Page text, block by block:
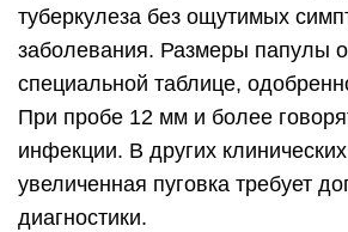
туберкулеза без ощутимых
заболевания. Размеры папулы
специальной таблице,
При пробе 12 мм и более
инфекции. В других
увеличенная пуговка требует
диагностики.